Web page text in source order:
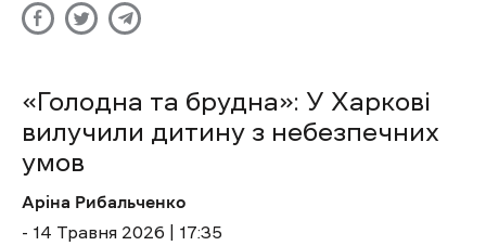
«Голодна та брудна»: У Харкові
вилучили дитину з небезпечних
умов
Аріна Рибальченко
- 14 Травня 2026 | 17:35